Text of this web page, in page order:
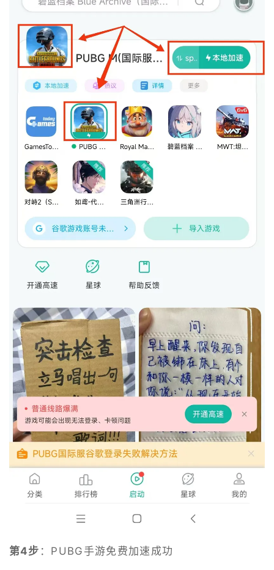
第4步 ：PUBG手游免费加速成功